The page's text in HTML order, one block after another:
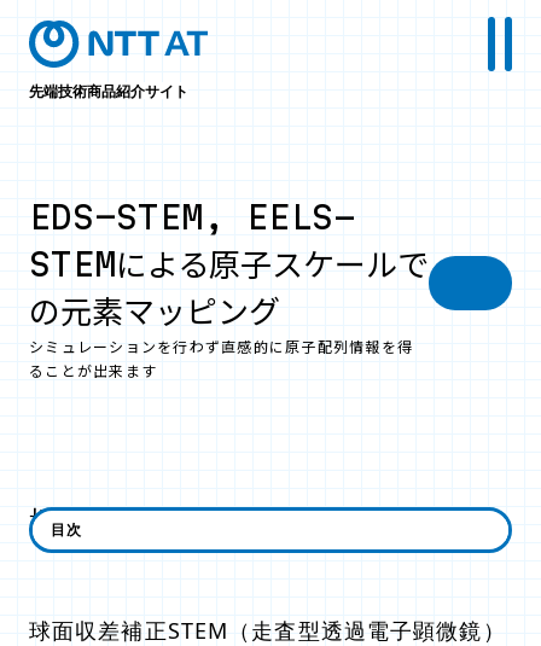
先端技術商品紹介サイト
EDS-STEM, EELS-
STEMによる原子スケールで
の元素マッピング
シミュレーションを行わず直感的に原子配列情報を得
ることが出来ます
概要
球面収差補正STEM（走査型透過電子顕微鏡）
目次